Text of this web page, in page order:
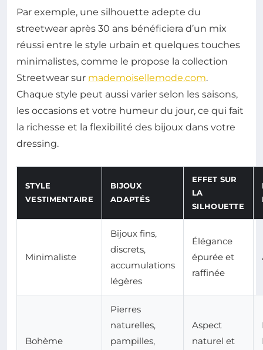
Par exemple, une silhouette adepte du
streetwear après 30 ans bénéficiera d’un mix
réussi entre le style urbain et quelques touches
minimalistes, comme le propose la collection
Streetwear sur mademoisellemode.com.
Chaque style peut aussi varier selon les saisons,
les occasions et votre humeur du jour, ce qui fait
la richesse et la flexibilité des bijoux dans votre
dressing.
STYLE
VESTIMENTAIRE
BIJOUX
ADAPTÉS
EFFET SUR
LA
SILHOUETTE
Minimaliste
Bijoux fins,
discrets,
accumulations
légères
Élégance
épurée et
raffinée
Bohème
Pierres
naturelles,
pampilles,
Aspect
naturel et